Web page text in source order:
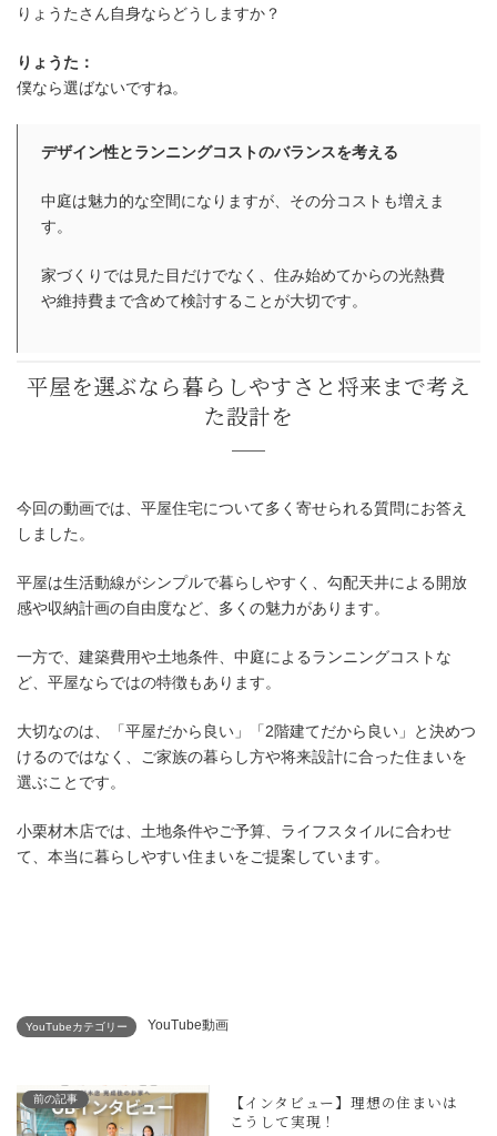
平屋ならではの照明計画とは
りょうたさん自身ならどうしますか？
りょうた：
僕なら選ばないですね。
デザイン性とランニングコストのバランスを考える
中庭は魅力的な空間になりますが、その分コストも増えま
す。
家づくりでは見た目だけでなく、住み始めてからの光熱費
や維持費まで含めて検討することが大切です。
今回の動画では、平屋住宅について多く寄せられる質問にお答え
しました。
平屋は生活動線がシンプルで暮らしやすく、勾配天井による開放
感や収納計画の自由度など、多くの魅力があります。
一方で、建築費用や土地条件、中庭によるランニングコストな
ど、平屋ならではの特徴もあります。
大切なのは、「平屋だから良い」「2階建てだから良い」と決めつ
けるのではなく、ご家族の暮らし方や将来設計に合った住まいを
選ぶことです。
小栗材木店では、土地条件やご予算、ライフスタイルに合わせ
て、本当に暮らしやすい住まいをご提案しています。
YouTubeカテゴリー YouTube動画
前の記事